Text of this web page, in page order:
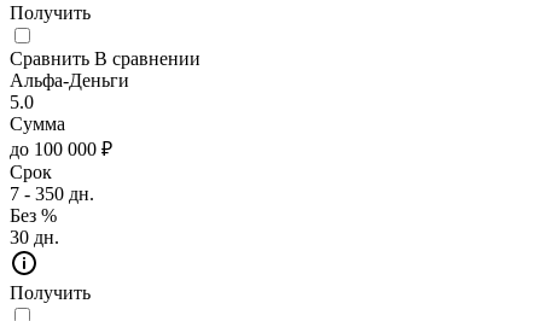
Получить
Сравнить В сравнении
Альфа-Деньги
5.0
Сумма
до 100 000 ₽
Срок
7 - 350 дн.
Без %
30 дн.
Получить